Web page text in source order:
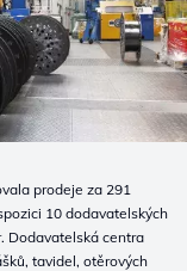
prodeje za 291
10 dodavatelských
Dodavatelská centra
tavidel, otěrových